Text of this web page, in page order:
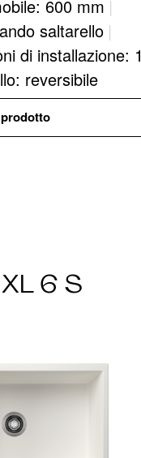
600 mm |
saltarello |
di installazione: 1
reversibile
6 S